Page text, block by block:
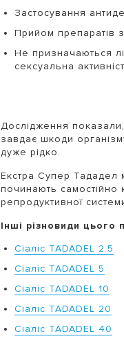
Застосування
Прийом препаратів з
Не призначаються
сексуальна
Дослідження
завдає шкоди
дуже рідко.
Екстра Супер Тададел
починають самостійно
репродуктивної
Інші різновиди цього
Сіаліс TADADEL 2.5
Сіаліс TADADEL 5
Сіаліс TADADEL 10
Сіаліс TADADEL 20
Сіаліс TADADEL 40